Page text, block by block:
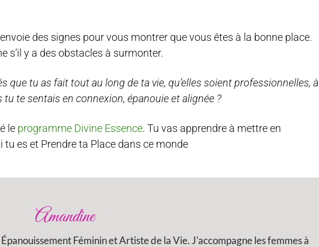
des signes pour vous montrer que vous êtes à la bonne place.
s’il y a des obstacles à surmonter.
que tu as fait tout au long de ta vie, qu’elles soient professionnelles, à
tu te sentais en connexion, épanouie et alignée ?
le programme Divine Essence. Tu vas apprendre à mettre en
es et Prendre ta Place dans ce monde
Amandine
Féminin et Artiste de la Vie. J'accompagne les femmes à